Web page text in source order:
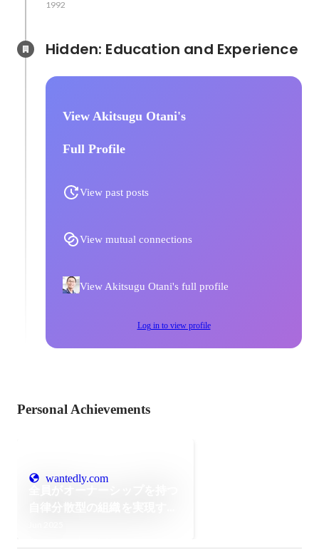
1992
View Akitsugu Otani's
Full Profile
View past posts
View mutual connections
View Akitsugu Otani's full profile
Log in to view profile
Personal Achievements
wantedly.com